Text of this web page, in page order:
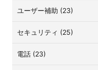
ユーザー補助 (23)
セキュリティ (25)
電話 (23)